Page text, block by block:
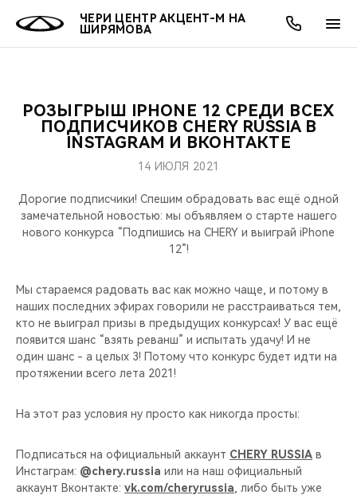
ЧЕРИ ЦЕНТР АКЦЕНТ-М НА
ШИРЯМОВА
МОДЕЛИ
КРОССОВЕРЫ
НОВИНКИ
ПОКУПАТЕЛЯМ
КРЕДИТ И СТРАХОВАНИЕ
ВЛАДЕЛЬЦАМ
ЗАПЧАСТИ И АКСЕССУАРЫ
ПОДДЕРЖКА
МИР CHERY
О БРЕНДЕ
CHERY В СОЦСЕТЯХ
CHERY REMOTE
ВИДЕООБЗОРЫ
АКЦИИ
ОНЛАЙН СЕРВИСЫ
КРЕДИТ
О КОМПАНИИ
МЫ В СОЦСЕТЯХ
РОЗЫГРЫШ IPHONE 12 СРЕДИ ВСЕХ
ПОДПИСЧИКОВ CHERY RUSSIA В
INSTAGRAM И ВКОНТАКТЕ
14 ИЮЛЯ 2021
Дорогие подписчики! Спешим обрадовать вас ещё одной
замечательной новостью: мы объявляем о старте нашего
нового конкурса “Подпишись на CHERY и выиграй iPhone
12”!
Мы стараемся радовать вас как можно чаще, и потому в
наших последних эфирах говорили не расстраиваться тем,
кто не выиграл призы в предыдущих конкурсах! У вас ещё
появится шанс “взять реванш” и испытать удачу! И не
один шанс - а целых 3! Потому что конкурс будет идти на
протяжении всего лета 2021!
На этот раз условия ну просто как никогда просты:
Подписаться на официальный аккаунт CHERY RUSSIA в
Инстаграм: @chery.russia или на наш официальный
аккаунт Вконтакте: vk.com/cheryrussia , либо быть уже